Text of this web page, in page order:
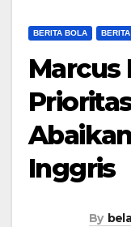
BERITA BOLA
Marcus
Inggris
By